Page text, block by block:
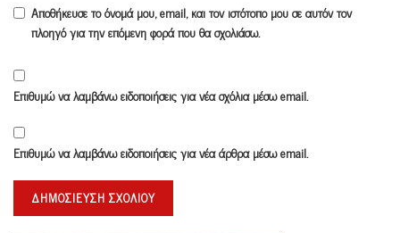
Αποθήκευσε το όνομά μου, email, και τον ιστότοπο μου σε αυτόν τον
πλοηγό για την επόμενη φορά που θα σχολιάσω.
Επιθυμώ να λαμβάνω ειδοποιήσεις για νέα σχόλια μέσω email.
Επιθυμώ να λαμβάνω ειδοποιήσεις για νέα άρθρα μέσω email.